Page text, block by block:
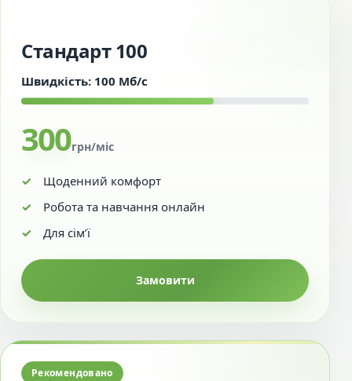
Стандарт 100
Швидкість: 100 Мб/с
300грн/міс
Щоденний комфорт
Робота та навчання онлайн
Для сім’ї
Замовити
Рекомендовано